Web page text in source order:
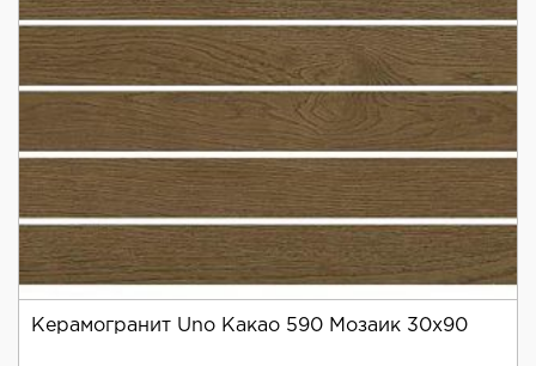
Керамогранит Uno Какао 590 Мозаик 30x90